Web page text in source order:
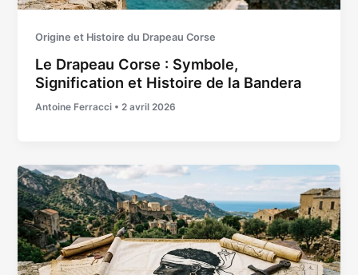
Origine et Histoire du Drapeau Corse
Le Drapeau Corse : Symbole,
Signification et Histoire de la Bandera
Antoine Ferracci •2 avril 2026